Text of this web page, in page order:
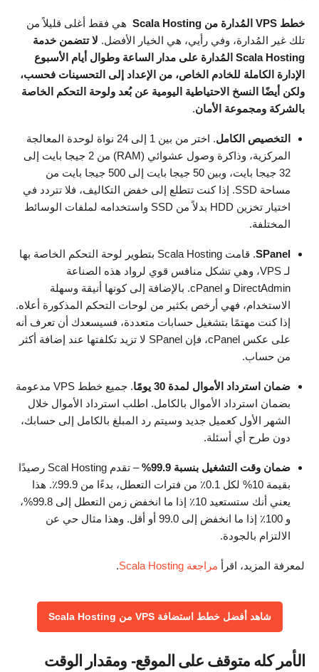
خطط VPS المُدارة من Scala Hosting
هي فقط أغلى قليلاً من
تلك غير المُدارة، وفي رأيي، هي الخيار الأفضل. لا تتضمن خدمة
Scala Hosting المُدارة على مدار الساعة وطوال أيام الأسبوع
الإدارة الكاملة للخادم الخاص، من الإعداد إلى التحسينات فحسب،
ولكن أيضًا النسخ الاحتياطية اليومية عن بُعد ولوحة التحكم الخاصة
بالشركة ومجموعة الأمان.
التخصيص الكامل
. اختر من بين 1 إلى 24 نواة لوحدة المعالجة
المركزية، وذاكرة وصول عشوائي (RAM) من 2 جيجا بايت إلى
32 جيجا بايت، وبين 50 جيجا بايت إلى 500 جيجا بايت من
مساحة SSD. إذا كنت تتطلع إلى خفض التكاليف، فلا تتردد في
اختيار تخزين HDD بدلاً من SSD واستخدامه لملفات الوسائط
المختلفة.
SPanel
. قامت Scala Hosting بتطوير لوحة التحكم الخاصة بها
لـ VPS، وهي تشكل منافس قوي لرواد هذه الصناعة
DirectAdmin و cPanel. بالإضافة إلى كونها أنيقة وسهلة
الاستخدام، فهي أرخص بكثير من لوحات التحكم المذكورة أعلاه.
إذا كنت مهتمًا بتشغيل حسابات متعددة، فسيسعدك أن تعرف أنه
على عكس cPanel، فإن SPanel لا تزيد تكلفتها عند إضافة أكثر
من حساب.
ضمان استرداد الأموال لمدة 30 يومًا
. جميع خطط VPS مدعومة
بضمان استرداد الأموال بالكامل. اطلب استرداد الأموال خلال
الشهر الأول كعميل جديد وسيتم رد المبلغ بالكامل إلى حسابك،
دون طرح أي أسئلة.
ضمان وقت التشغيل بنسبة 99.9%
– تقدم Scal Hosting رصيدًا
بقيمة 10% لكل 0.1٪ من فترات التعطل، بدءًا من 99.9٪. هذا
يعني أنك ستستعيد 10٪ إذا ما انخفض زمن التعطل إلى 99.8%،
و 100٪ إذا ما انخفض إلى 99.0 أو أقل. وهذا مثال حي عن
الالتزام بالجودة.
لمعرفة المزيد، اقرأ مراجعة Scala Hosting .
شاهد أفضل خطط استضافة VPS من Scala Hosting
الأمر كله متوقف على الموقع- ومقدار الوقت